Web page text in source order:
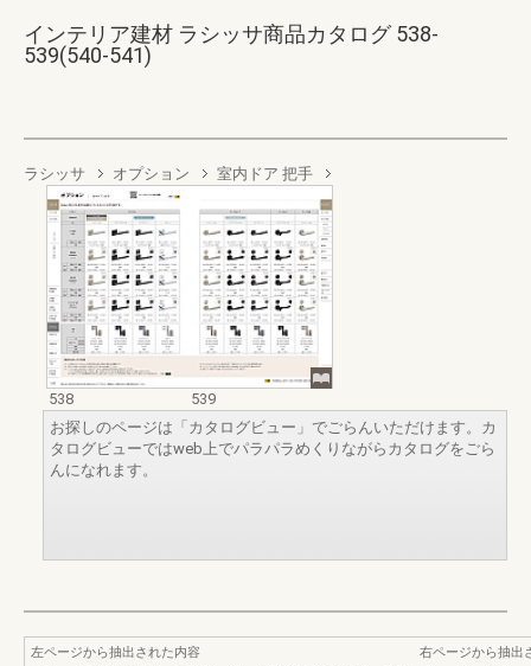
インテリア建材 ラシッサ商品カタログ 538-
539(540-541)
ラシッサ オプション 室内ドア 把手
538
539
お探しのページは「カタログビュー」でごらんいただけます。カ
タログビューではweb上でパラパラめくりながらカタログをごら
んになれます。
左ページから抽出された内容
右ページから抽出